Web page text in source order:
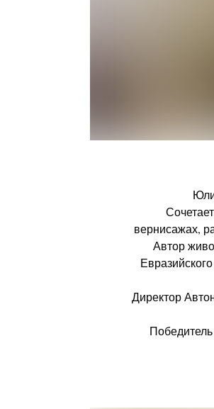
вернисажах,
Автор
Директор